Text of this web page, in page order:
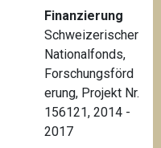
Finanzierung
Schweizerischer
Nationalfonds,
Forschungsförd
erung, Projekt Nr.
156121, 2014 -
2017